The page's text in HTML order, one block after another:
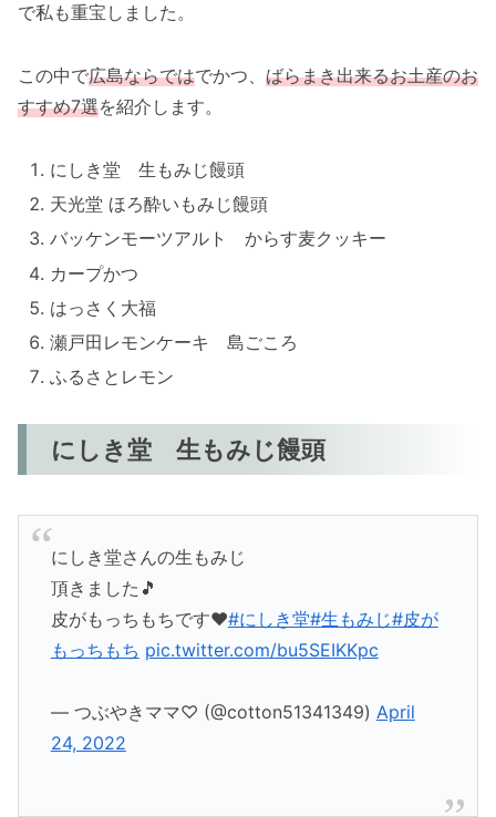
で私も重宝しました。
この中で広島ならではでかつ、 ばらまき出来るお土産のお
すすめ7選を紹介します。
にしき堂 生もみじ饅頭
天光堂 ほろ酔いもみじ饅頭
バッケンモーツアルト からす麦クッキー
カープかつ
はっさく大福
瀬戸田レモンケーキ 島ごころ
ふるさとレモン
にしき堂 生もみじ饅頭
にしき堂さんの生もみじ
頂きました🎵
皮がもっちもちです❤#にしき堂#生もみじ#皮が
もっちもち pic.twitter.com/bu5SEIKKpc
— つぶやきママ♡ (@cotton51341349) April
24, 2022